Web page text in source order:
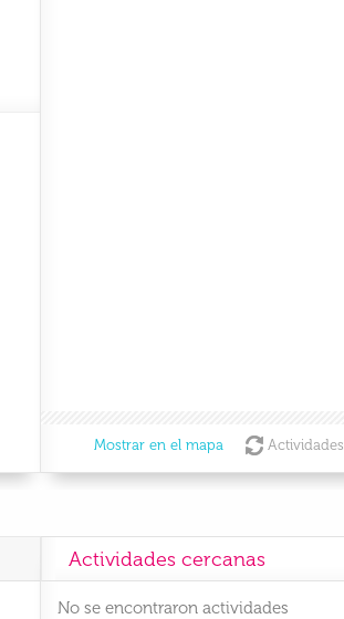
Mostrar en el mapa Actividades
Actividades cercanas
No se encontraron actividades